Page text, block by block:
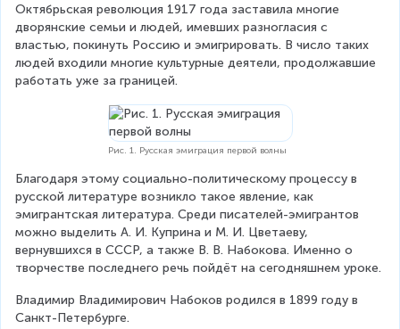
Октябрьская революция 1917 года заставила многие
дворянские семьи и людей, имевших разногласия с
властью, покинуть Россию и эмигрировать. В число таких
людей входили многие культурные деятели, продолжавшие
работать уже за границей.
Рис. 1. Русская эмиграция первой волны
Благодаря этому социально-политическому процессу в
русской литературе возникло такое явление, как
эмигрантская литература. Среди писателей-эмигрантов
можно выделить А. И. Куприна и М. И. Цветаеву,
вернувшихся в СССР, а также В. В. Набокова. Именно о
творчестве последнего речь пойдёт на сегодняшнем уроке.
Владимир Владимирович Набоков родился в 1899 году в
Санкт-Петербурге.